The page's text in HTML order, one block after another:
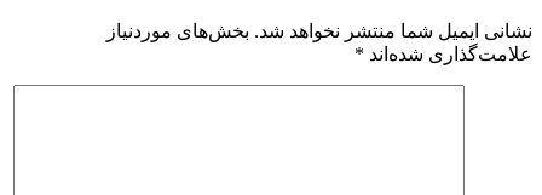
نشانی ایمیل شما منتشر نخواهد شد. بخش‌های موردنیاز
علامت‌گذاری شده‌اند *